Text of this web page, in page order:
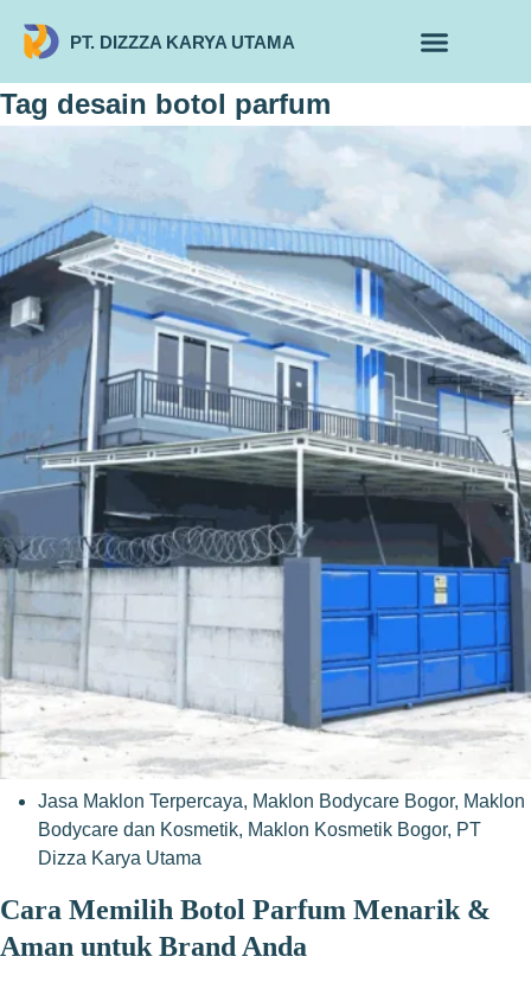
PT. DIZZZA KARYA UTAMA
Tag desain botol parfum
Jasa Maklon Terpercaya, Maklon Bodycare Bogor, Maklon
Bodycare dan Kosmetik, Maklon Kosmetik Bogor, PT
Dizza Karya Utama
Cara Memilih Botol Parfum Menarik &
Aman untuk Brand Anda